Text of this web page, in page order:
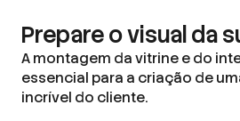
Prepare o visual da
A montagem da vitrine e do
essencial para a criação de
incrível do cliente.